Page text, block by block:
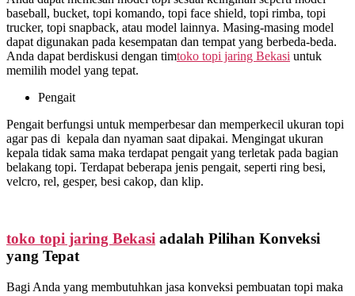
baseball, bucket, topi komando, topi face shield, topi rimba, topi
trucker, topi snapback, atau model lainnya. Masing-masing model
dapat digunakan pada kesempatan dan tempat yang berbeda-beda.
Anda dapat berdiskusi dengan timtoko topi jaring Bekasi untuk
memilih model yang tepat.
Pengait
Pengait berfungsi untuk memperbesar dan memperkecil ukuran topi
agar pas di kepala dan nyaman saat dipakai. Mengingat ukuran
kepala tidak sama maka terdapat pengait yang terletak pada bagian
belakang topi. Terdapat beberapa jenis pengait, seperti ring besi,
velcro, rel, gesper, besi cakop, dan klip.
toko topi jaring Bekasi adalah Pilihan Konveksi
yang Tepat
Bagi Anda yang membutuhkan jasa konveksi pembuatan topi maka